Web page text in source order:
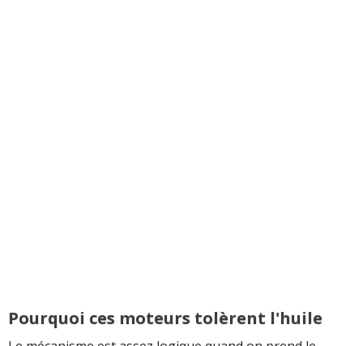
Pourquoi ces moteurs tolèrent l'huile